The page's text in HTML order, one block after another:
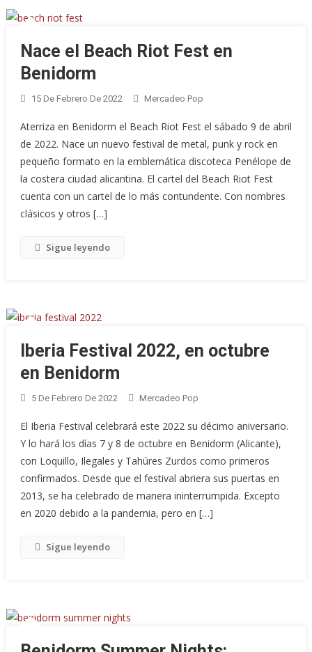
Nace el Beach Riot Fest en
Benidorm
15 De Febrero De 2022 Mercadeo Pop
Aterriza en Benidorm el Beach Riot Fest el sábado 9 de abril
de 2022. Nace un nuevo festival de metal, punk y rock en
pequeño formato en la emblemática discoteca Penélope de
la costera ciudad alicantina. El cartel del Beach Riot Fest
cuenta con un cartel de lo más contundente. Con nombres
clásicos y otros […]
Sigue leyendo
Iberia Festival 2022, en octubre
en Benidorm
5 De Febrero De 2022 Mercadeo Pop
El Iberia Festival celebrará este 2022 su décimo aniversario.
Y lo hará los días 7 y 8 de octubre en Benidorm (Alicante),
con Loquillo, Ilegales y Tahúres Zurdos como primeros
confirmados. Desde que el festival abriera sus puertas en
2013, se ha celebrado de manera ininterrumpida. Excepto
en 2020 debido a la pandemia, pero en […]
Sigue leyendo